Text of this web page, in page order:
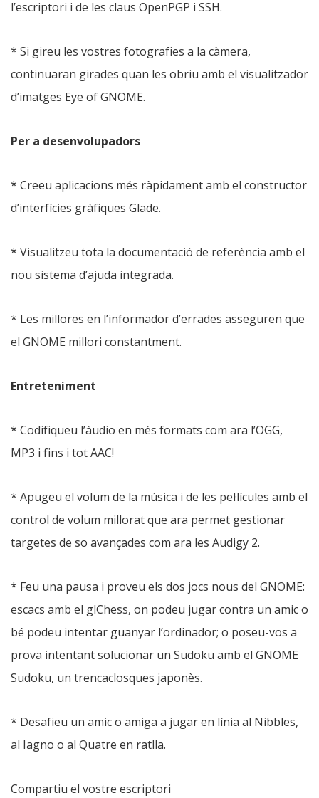
l’escriptori i de les claus OpenPGP i SSH.
* Si gireu les vostres fotografies a la càmera,
continuaran girades quan les obriu amb el visualitzador
d’imatges Eye of GNOME.
Per a desenvolupadors
* Creeu aplicacions més ràpidament amb el constructor
d’interfícies gràfiques Glade.
* Visualitzeu tota la documentació de referència amb el
nou sistema d’ajuda integrada.
* Les millores en l’informador d’errades asseguren que
el GNOME millori constantment.
Entreteniment
* Codifiqueu l’àudio en més formats com ara l’OGG,
MP3 i fins i tot AAC!
* Apugeu el volum de la música i de les pel·lícules amb el
control de volum millorat que ara permet gestionar
targetes de so avançades com ara les Audigy 2.
* Feu una pausa i proveu els dos jocs nous del GNOME:
escacs amb el glChess, on podeu jugar contra un amic o
bé podeu intentar guanyar l’ordinador; o poseu-vos a
prova intentant solucionar un Sudoku amb el GNOME
Sudoku, un trencaclosques japonès.
* Desafieu un amic o amiga a jugar en línia al Nibbles,
al Iagno o al Quatre en ratlla.
Compartiu el vostre escriptori